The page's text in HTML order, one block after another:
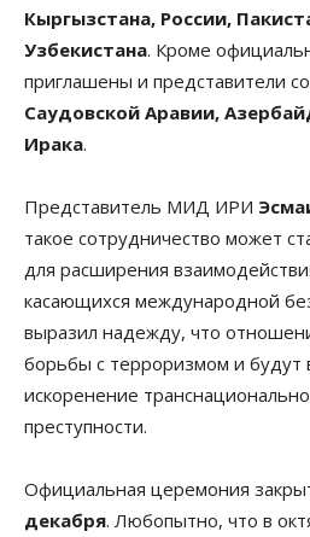
Кыргызстана, России,
Узбекистана. Кроме
приглашены и представители
Саудовской Аравии,
Ирака.
Представитель МИД ИРИ
такое сотрудничество может
для расширения
касающихся международной
выразил надежду, что
борьбы с терроризмом и будут
искоренение
преступности.
Официальная церемония
декабря. Любопытно, что в